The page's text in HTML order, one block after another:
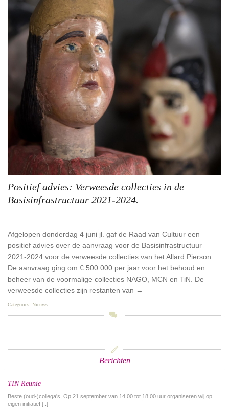
Positief advies: Verweesde collecties in de
Basisinfrastructuur 2021-2024.
Afgelopen donderdag 4 juni jl. gaf de Raad van Cultuur een
positief advies over de aanvraag voor de Basisinfrastructuur
2021-2024 voor de verweesde collecties van het Allard Pierson.
De aanvraag ging om € 500.000 per jaar voor het behoud en
beheer van de voormalige collecties NAGO, MCN en TiN. De
verweesde collecties zijn restanten van →
Categories: Nieuws
Newest
󰀃
Berichten
TIN Reunie
Beste (oud-)collega's, Op 21 september van 14.00 tot 18.00 uur organiseren wij op
eigen initiatief [..]